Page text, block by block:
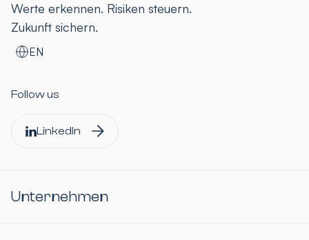
Werte erkennen. Risiken steuern.
Zukunft sichern.
EN
Follow us
LinkedIn
Unternehmen